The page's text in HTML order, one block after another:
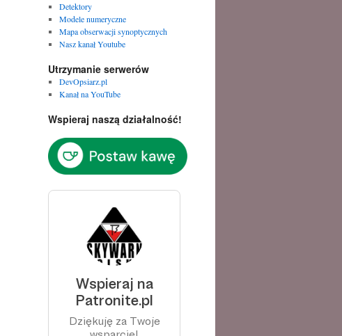
Detektory
Modele numeryczne
Mapa obserwacji synoptycznych
Nasz kanał Youtube
Utrzymanie serwerów
DevOpsiarz.pl
Kanał na YouTube
Wspieraj naszą działalność!